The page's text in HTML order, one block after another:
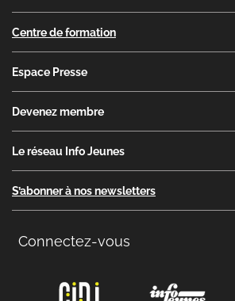
Centre de formation
Espace Presse
Devenez membre
Le réseau Info Jeunes
S’abonner à nos newsletters
Connectez-vous